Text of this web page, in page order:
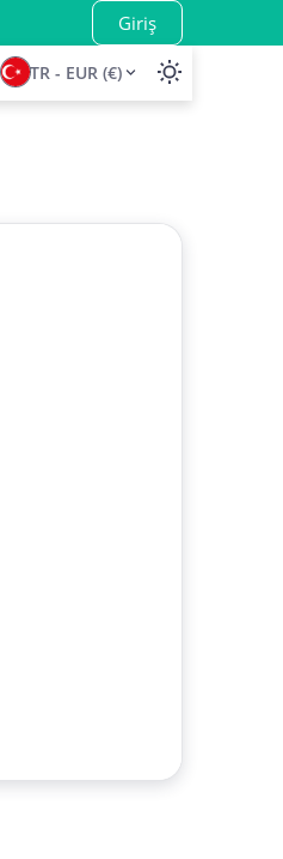
Giriş
TR - EUR (€)